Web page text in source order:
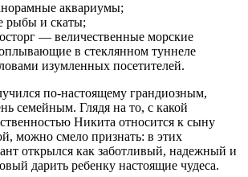
аквариумы;
рыбы и скаты;
— величественные морские
в стеклянном туннеле
изумленных посетителей.
по-настоящему грандиозным,
семейным. Глядя на то, с какой
Никита относится к сыну
можно смело признать: в этих
открылся как заботливый, надежный и
дарить ребенку настоящие чудеса.